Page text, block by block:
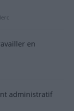
en
administratif